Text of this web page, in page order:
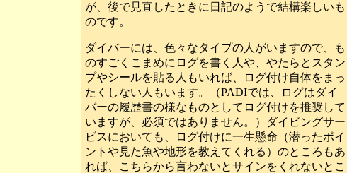
が、後で見直したときに日記のようで結構楽しいも
のです。
ダイバーには、色々なタイプの人がいますので、も
のすごくこまめにログを書く人や、やたらとスタン
プやシールを貼る人もいれば、ログ付け自体をまっ
たくしない人もいます。（PADIでは、ログはダイ
バーの履歴書の様なものとしてログ付けを推奨して
いますが、必須ではありません。）ダイビングサー
ビスにおいても、ログ付けに一生懸命（潜ったポイ
ントや見た魚や地形を教えてくれる）のところもあ
れば、こちらから言わないとサインをくれないとこ